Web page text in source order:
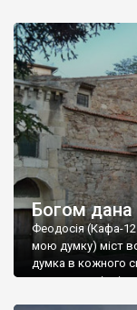
Богом дана
Феодосія (Кафа-12
мою думку) міст
думка в кожного
запрошую